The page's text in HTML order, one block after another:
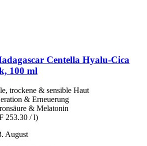
Centella Hyalu-​Cica
100 ml
trockene & sensible Haut
& Erneuerung
& Melatonin
253.30 / l)
August